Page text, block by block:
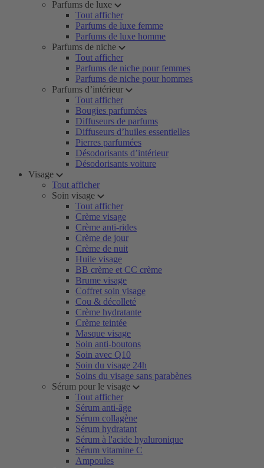
Parfums de luxe
Tout afficher
Parfums de luxe femme
Parfums de luxe homme
Parfums de niche
Tout afficher
Parfums de niche pour femmes
Parfums de niche pour hommes
Parfums d’intérieur
Tout afficher
Bougies parfumées
Diffuseurs de parfums
Diffuseurs d’huiles essentielles
Pierres parfumées
Désodorisants d’intérieur
Désodorisants voiture
Visage
Tout afficher
Soin visage
Tout afficher
Crème visage
Crème anti-rides
Crème de jour
Crème de nuit
Huile visage
BB crème et CC crème
Brume visage
Coffret soin visage
Cou & décolleté
Crème hydratante
Crème teintée
Masque visage
Soin anti-boutons
Soin avec Q10
Soin du visage 24h
Soins du visage sans parabènes
Sérum pour le visage
Tout afficher
Sérum anti-âge
Sérum collagène
Sérum hydratant
Sérum à l'acide hyaluronique
Sérum vitamine C
Ampoules